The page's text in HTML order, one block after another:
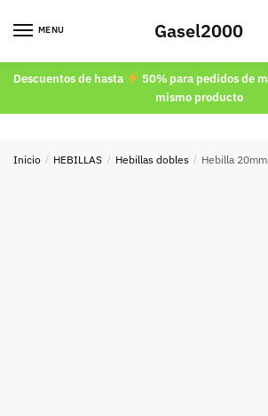
MENU Gasel2000
Descuentos de hasta
50% para pedidos de
mismo producto
Inicio / HEBILLAS / Hebillas dobles / Hebilla